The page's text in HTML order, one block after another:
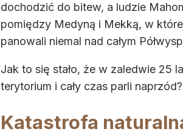
dochodzić do bitew, a ludzie
pomiędzy Medyną i Mekką, w
panowali niemal nad całym
Jak to się stało, że w zaledwie 25
terytorium i cały czas parli naprzód?
Katastrofa